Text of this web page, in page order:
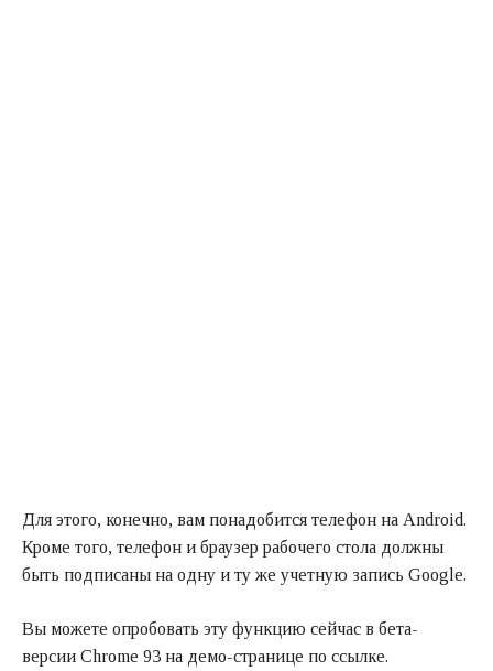
Для этого, конечно, вам понадобится телефон на Android.
Кроме того, телефон и браузер рабочего стола должны
быть подписаны на одну и ту же учетную запись Google.
Вы можете опробовать эту функцию сейчас в бета-
версии Chrome 93 на демо-странице по ссылке.